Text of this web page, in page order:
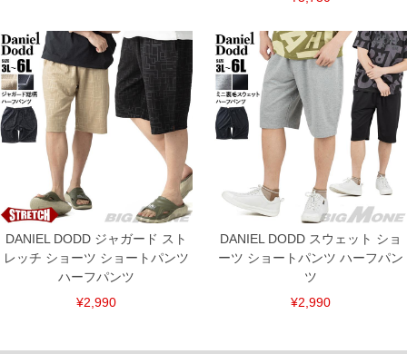
DANIEL DODD ジャガード スト
レッチ ショーツ ショートパンツ
ハーフパンツ
¥2,990
DANIEL DODD スウェット ショ
ーツ ショートパンツ ハーフパン
ツ
¥2,990